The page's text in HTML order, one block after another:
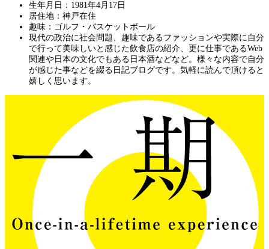
生年月日：1981年4月17日
居住地：神戸在住
趣味：ゴルフ・バスケットボール
現代の政治に社会問題、趣味であるファッションや実際に自分
で行って美味しいと感じた飲食店の紹介、更に仕事であるWeb
関連や日本の文化でもある日本酒などなど。様々な内容で自分
が感じた事などを綴る日記ブログです。気軽に読んで頂けると
嬉しく思います。